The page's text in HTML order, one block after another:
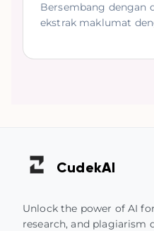
Bersembang dengan
ekstrak maklumat
CudekAI
Unlock the power of AI
research, and plagiarism